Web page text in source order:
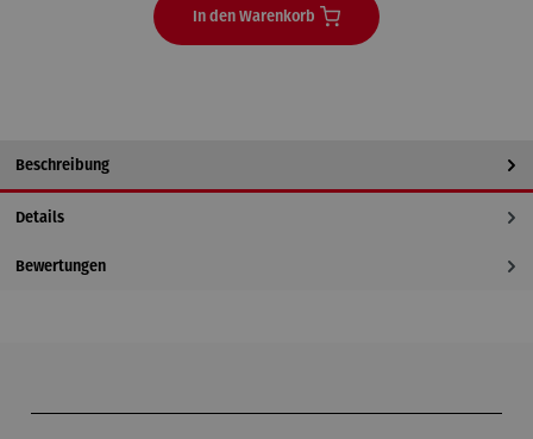
In den Warenkorb
Beschreibung
Details
Bewertungen